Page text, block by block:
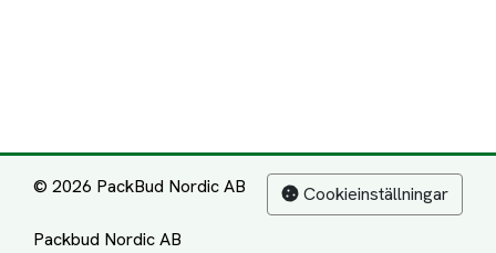
© 2026 PackBud Nordic AB
Packbud Nordic AB
Cookieinställningar